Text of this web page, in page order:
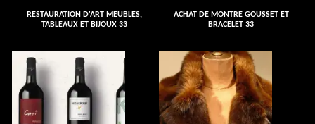
RESTAURATION D'ART MEUBLES,
TABLEAUX ET BIJOUX 33
ACHAT DE MONTRE GOUSSET ET
BRACELET 33